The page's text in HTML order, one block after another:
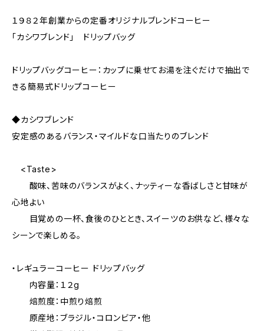
１９８２年創業からの定番オリジナルブレンドコーヒー
「カシワブレンド」 ドリップバッグ
ドリップバッグコーヒー：カップに乗せてお湯を注ぐだけで抽出で
きる簡易式ドリップコーヒー
◆カシワブレンド
安定感のあるバランス・マイルドな口当たりのブレンド
<Taste>
酸味、苦味のバランスがよく、ナッティーな香ばしさと甘味が
心地よい
目覚めの一杯、食後のひととき、スイーツのお供など、様々な
シーンで楽しめる。
・レギュラーコーヒー ドリップバッグ
内容量：１２g
焙煎度：中煎り焙煎
原産地：ブラジル・コロンビア・他